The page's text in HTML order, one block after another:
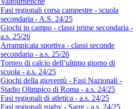
Fasi regionali corsa campestre - scuola
secondaria - A.S. 24/25
Giochi in campo - classi prime secondaria -
a.s. 25/26
Arrampicata sportiva - classi seconde
secondaria - a.s. 25/26
Torneo di calcio dell’ultimo giorno di
scuola - a.s. 24/25
Giochi della gioventù - Fasi Nazionali -
Stadio Olimpico di Roma - a.s. 24/25
Fasi regionali di atletica - a.s. 24/25
Fasi regionali rugby - Sarre - a.s. 24/25